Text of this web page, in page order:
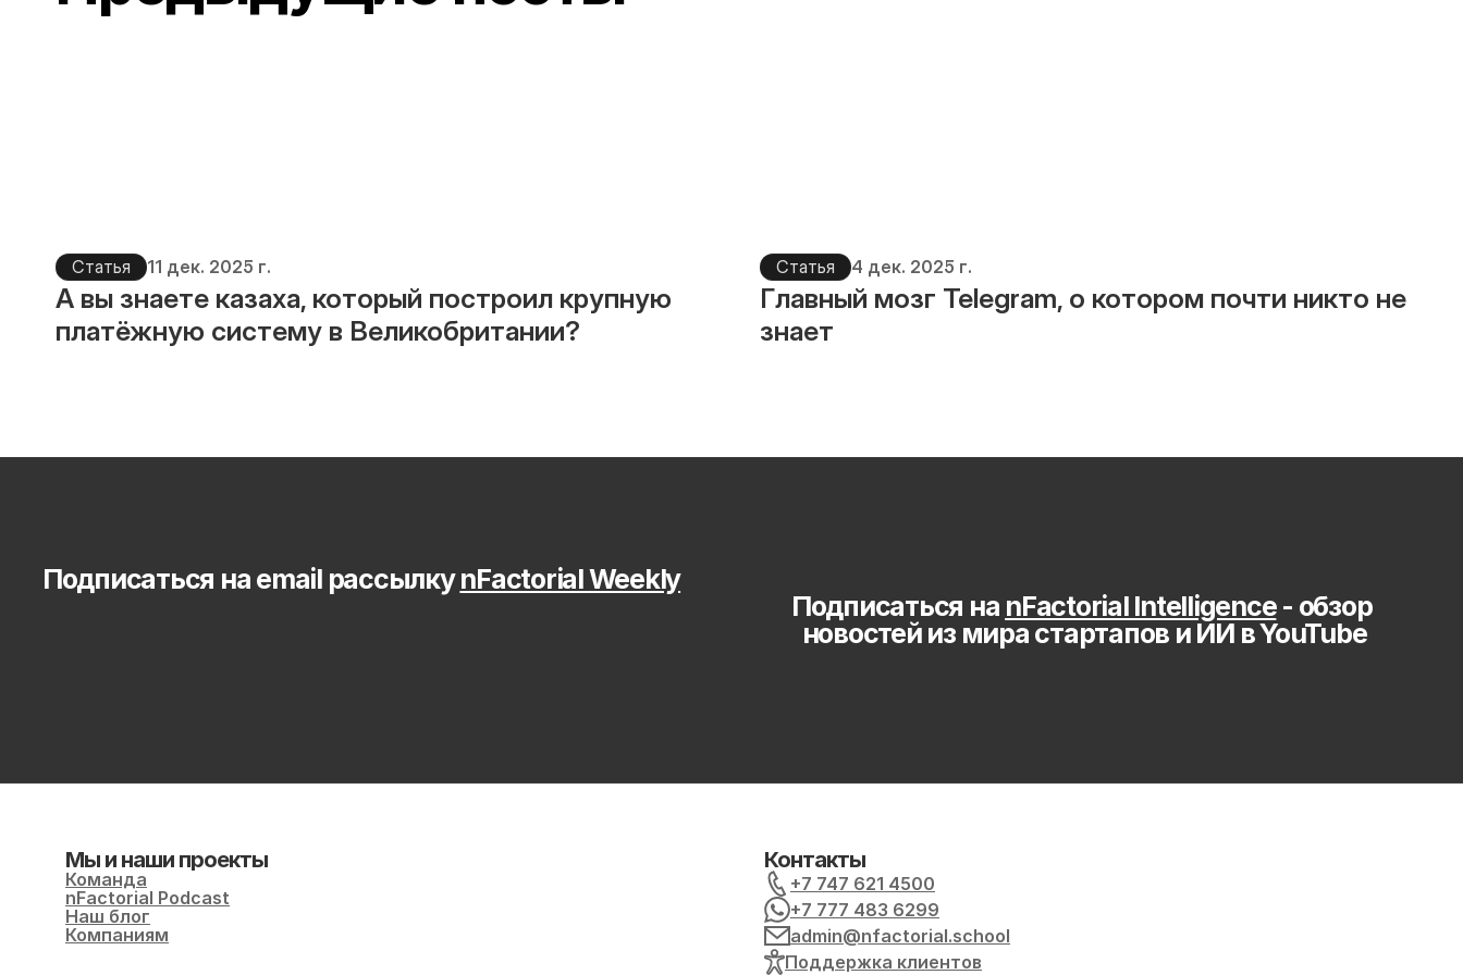
Статья 11 дек. 2025 г.
А вы знаете казаха, который построил крупную
платёжную систему в Великобритании?
Статья 4 дек. 2025 г.
Главный мозг Telegram, о котором почти никто не
знает
Подписаться на email рассылку nFactorial Weekly
Подписаться на nFactorial Intelligence - обзор
новостей из мира стартапов и ИИ в YouTube
Мы и наши проекты
Команда
nFactorial Podcast
Наш блог
Компаниям
Контакты
+7 747 621 4500
+7 777 483 6299
admin@nfactorial.school
Поддержка клиентов